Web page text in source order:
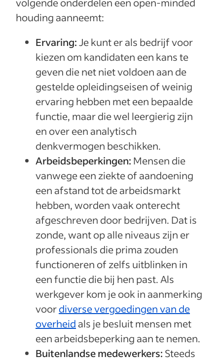
houding aanneemt:
Ervaring:Je kunt er als bedrijf voor
kiezen om kandidaten een kans te
geven die net niet voldoen aan de
gestelde opleidingseisen of weinig
ervaring hebben met een bepaalde
functie, maar die wel leergierig zijn
en over een analytisch
denkvermogen beschikken.
Arbeidsbeperkingen: Mensen die
vanwege een ziekte of aandoening
een afstand tot de arbeidsmarkt
hebben, worden vaak onterecht
afgeschreven door bedrijven. Dat is
zonde, want op alle niveaus zijn er
professionals die prima zouden
functioneren of zelfs uitblinken in
een functie die bij hen past. Als
werkgever kom je ook in aanmerking
voordiverse vergoedingen van de
overheid als je besluit mensen met
een arbeidsbeperking aan te nemen.
Buitenlandse medewerkers: Steeds